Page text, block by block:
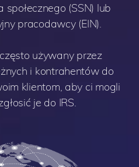
(SSN) lub
pracodawcy (EIN).
używany przez
i kontrahentów do
klientom, aby ci mogli
je do IRS.